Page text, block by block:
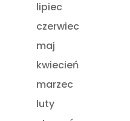
lipiec
czerwiec
maj
kwiecień
marzec
luty